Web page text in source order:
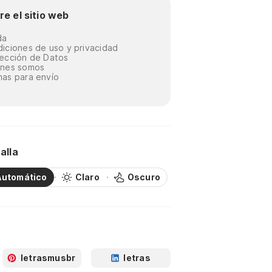
el sitio web
de uso y privacidad
de Datos
somos
para envío
Claro Oscuro
letrasmusbr letras